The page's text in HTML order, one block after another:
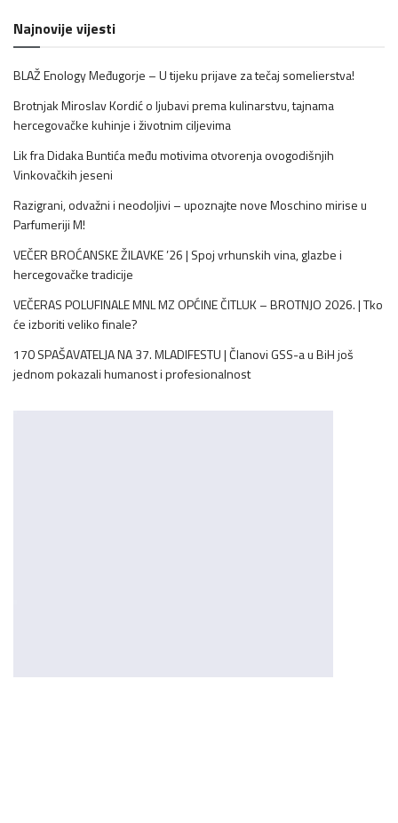
Najnovije vijesti
BLAŽ Enology Međugorje – U tijeku prijave za tečaj somelierstva!
Brotnjak Miroslav Kordić o ljubavi prema kulinarstvu, tajnama
hercegovačke kuhinje i životnim ciljevima
Lik fra Didaka Buntića među motivima otvorenja ovogodišnjih
Vinkovačkih jeseni
Razigrani, odvažni i neodoljivi – upoznajte nove Moschino mirise u
Parfumeriji M!
VEČER BROĆANSKE ŽILAVKE ’26 | Spoj vrhunskih vina, glazbe i
hercegovačke tradicije
VEČERAS POLUFINALE MNL MZ OPĆINE ČITLUK – BROTNJO 2026. | Tko
će izboriti veliko finale?
170 SPAŠAVATELJA NA 37. MLADIFESTU | Članovi GSS-a u BiH još
jednom pokazali humanost i profesionalnost